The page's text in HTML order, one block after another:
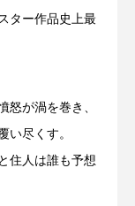
ター作品史上最
怒が渦を巻き、
い尽くす。
住人は誰も予想